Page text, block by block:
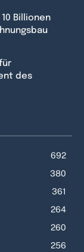
Billionen
des
692
380
361
264
260
256